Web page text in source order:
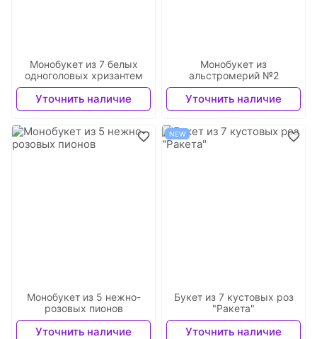
Монобукет из 7 белых
одноголовых хризантем
Уточнить наличие
Монобукет из
альстромерий №2
Уточнить наличие
Монобукет из 5 нежно-
розовых пионов
Уточнить наличие
NEW
Букет из 7 кустовых роз
"Ракета"
Уточнить наличие